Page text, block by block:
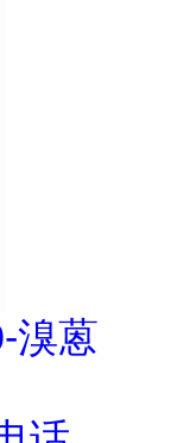
溴蒽